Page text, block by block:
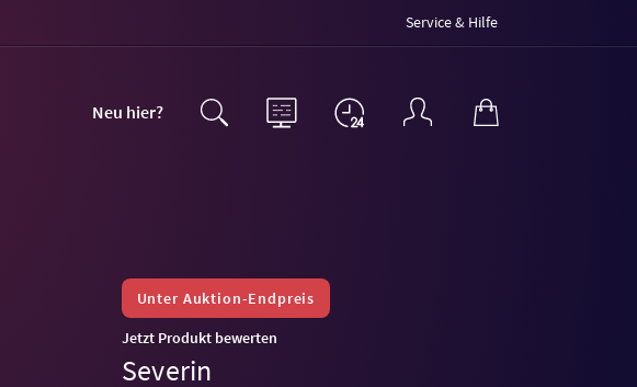
Service & Hilfe
Neu hier?
Unter Auktion-Endpreis
Jetzt Produkt bewerten
Severin